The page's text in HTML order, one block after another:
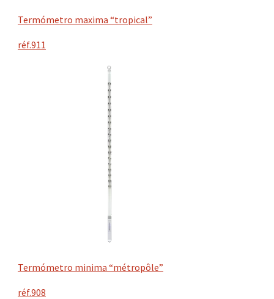
Termómetro maxima “tropical”
réf.911
Termómetro minima “métropôle”
réf.908